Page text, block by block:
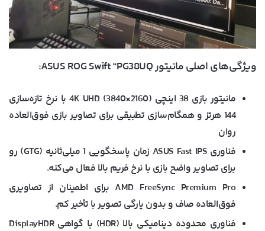
ویژگی‌های اصلی مانیتور ASUS ROG Swift “PG38UQ:
مانیتور بازی 38 اینچی 4K UHD (3840×2160) با نرخ تازه‌سازی
144 هرتز و همگام‌سازی تطبیقی برای تصاویر بازی فوق‌العاده
روان
فناوری ASUS Fast IPS زمان پاسخگویی 1 میلی‌ثانیه (GTG) رو
برای تصاویر واضح بازی با نرخ فریم بالا فعال می‌کنه.
AMD FreeSync Premium Pro برای اطمینان از تصاویری
فوق‌العاده صاف و بدون پارگی تصویر با تأخیر کم.
فناوری محدوده دینامیکی بالا (HDR) با گواهی DisplayHDR